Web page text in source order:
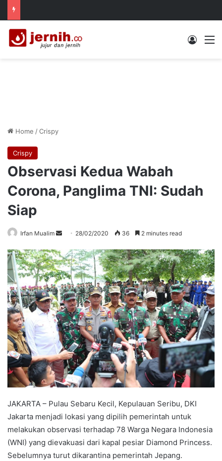
Log In
Home /Crispy
Crispy
Observasi Kedua Wabah
Corona, Panglima TNI: Sudah
Siap
Irfan Mualim
Send
email
28/02/2020 36 2 minutes read
JAKARTA – Pulau Sebaru Kecil, Kepulauan Seribu, DKI
Jakarta menjadi lokasi yang dipilih pemerintah untuk
melakukan observasi terhadap 78 Warga Negara Indonesia
(WNI) yang dievakuasi dari kapal pesiar Diamond Princess.
Sebelumnya turut dikarantina pemerintah Jepang.